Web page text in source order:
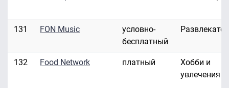
131 FON Music
условно-
бесплатный
132 Food Network платный
Хобби и
увлечения